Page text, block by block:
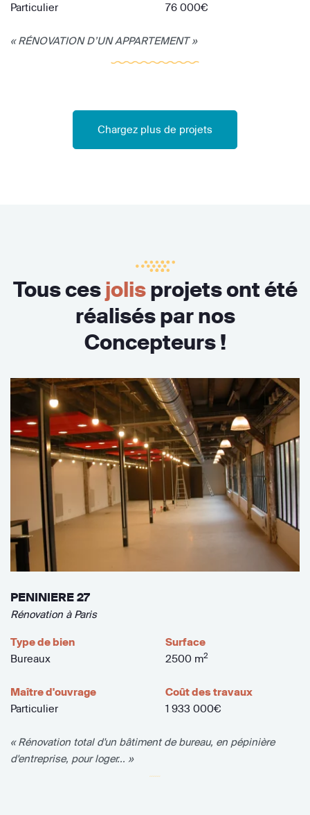
Particulier
76 000€
« RÉNOVATION D’UN APPARTEMENT »
Chargez plus de projets
Tous cesjolisprojets ont été
réalisés par nos
Concepteurs !
PENINIERE 27
Rénovation à Paris
Type de bien
Bureaux
Surface
2500 m2
Maître d'ouvrage
Particulier
Coût des travaux
1 933 000€
« Rénovation total d'un bâtiment de bureau, en pépinière
d'entreprise, pour loger... »